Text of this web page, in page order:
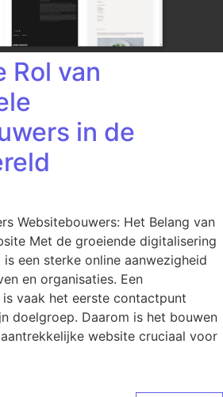
Rol van
in de
Websitebouwers: Het Belang van
Met de groeiende digitalisering
een sterke online aanwezigheid
en organisaties. Een
vaak het eerste contactpunt
doelgroep. Daarom is het bouwen
website cruciaal voor